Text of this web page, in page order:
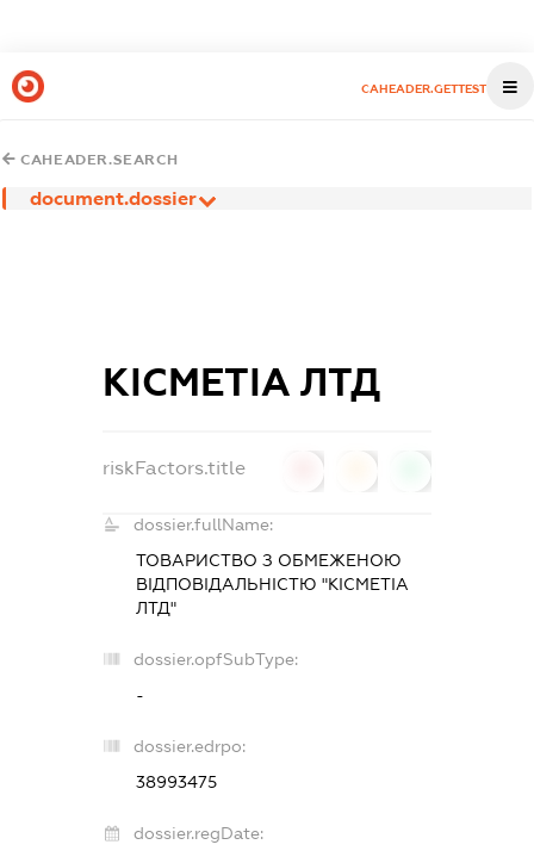
CAHEADER.GETTEST
CAHEADER.SEARCH
document.dossier
КІСМЕТІА ЛТД
riskFactors.title
dossier.fullName:
ТОВАРИСТВО З ОБМЕЖЕНОЮ
ВІДПОВІДАЛЬНІСТЮ "КІСМЕТІА
ЛТД"
dossier.opfSubType:
-
dossier.edrpo:
38993475
dossier.regDate: